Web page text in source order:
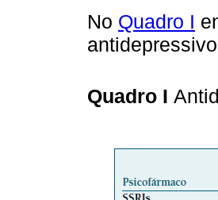
No Quadro I
Quadro I